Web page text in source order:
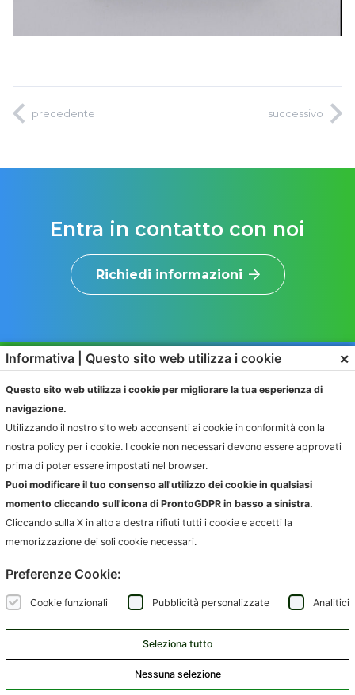
precedente successivo
Entra in contatto con noi
Richiedi informazioni
SOLUZIONI
RAPPORTO CON L’UTENTE
PRODOTTI
AZIENDE
AMBIENTE.IT
ARCODA
HPA
JUNKER APP
INFORMAZIONI
CONTATTI
Informativa | Questo sito web utilizza i cookie ×
Questo sito web utilizza i cookie per migliorare la tua esperienza di
navigazione.
Utilizzando il nostro sito web acconsenti ai cookie in conformità con la
nostra policy per i cookie. I cookie non necessari devono essere approvati
prima di poter essere impostati nel browser.
Puoi modificare il tuo consenso all'utilizzo dei cookie in qualsiasi
momento cliccando sull'icona di ProntoGDPR in basso a sinistra.
Cliccando sulla X in alto a destra rifiuti tutti i cookie e accetti la
memorizzazione dei soli cookie necessari.
Preferenze Cookie:
Cookie funzionali Pubblicità personalizzate Analitici
Seleziona tutto
Nessuna selezione